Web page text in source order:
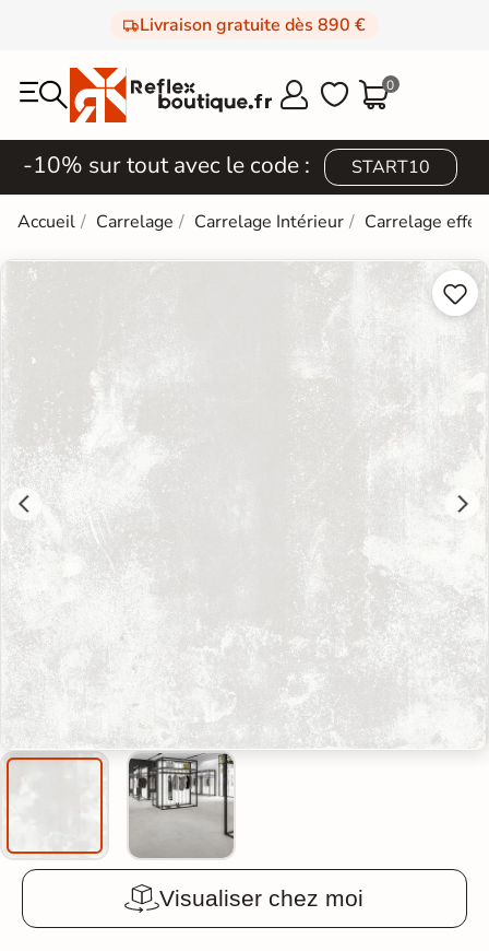
Livraison gratuite dès 890 €
  0
-10% sur tout avec le code : START10
Accueil Carrelage Carrelage Intérieur Carrelage


Visualiser chez moi